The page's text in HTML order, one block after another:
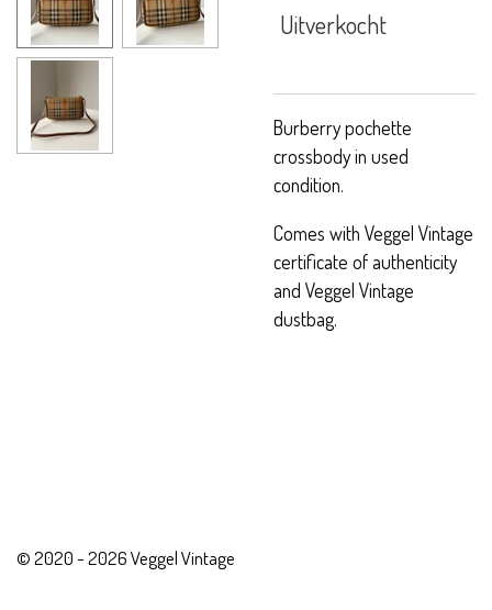
Uitverkocht
Burberry pochette
crossbody in used
condition.
Comes with Veggel Vintage
certificate of authenticity
and Veggel Vintage
dustbag.
© 2020 - 2026 Veggel Vintage